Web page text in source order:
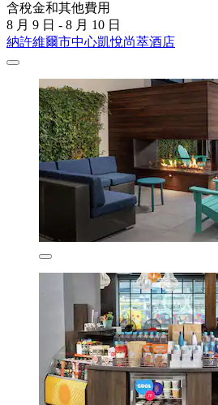
含稅金和其他費用
8 月 9 日 - 8 月 10 日
納許維爾市中心凱悅尚萃酒店